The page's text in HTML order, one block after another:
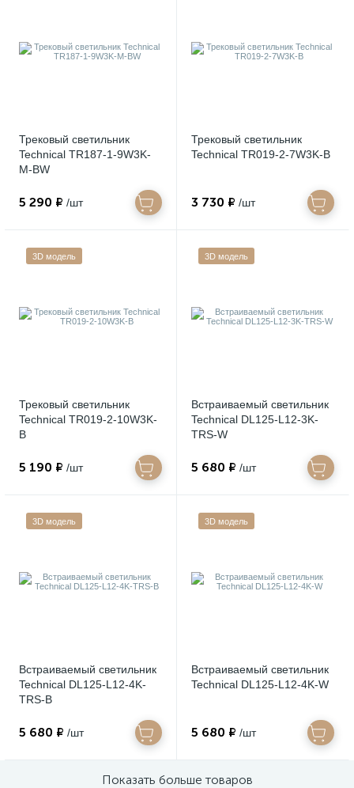
Трековый светильник
Technical TR187-1-9W3K-
M-BW
5 290 ₽ /шт
Трековый светильник
Technical TR019-2-7W3K-B
3 730 ₽ /шт
3D модель
Трековый светильник
Technical TR019-2-10W3K-
B
5 190 ₽ /шт
3D модель
Встраиваемый светильник
Technical DL125-L12-3K-
TRS-W
5 680 ₽ /шт
3D модель
Встраиваемый светильник
Technical DL125-L12-4K-
TRS-B
5 680 ₽ /шт
3D модель
Встраиваемый светильник
Technical DL125-L12-4K-W
5 680 ₽ /шт
Показать больше товаров